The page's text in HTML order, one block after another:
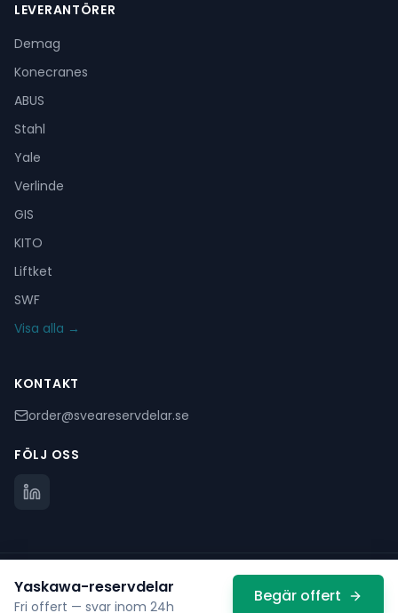
Yaskawa-reservdelar
Fri offert — svar inom 24h
Begär offert
LEVERANTÖRER
Demag
Konecranes
ABUS
Stahl
Yale
Verlinde
GIS
KITO
Liftket
SWF
Visa alla →
KONTAKT
order@sveareservdelar.se
FÖLJ OSS
©2025Svea Reservdelar. Alla rättigheter förbehållna.
Kontakta oss